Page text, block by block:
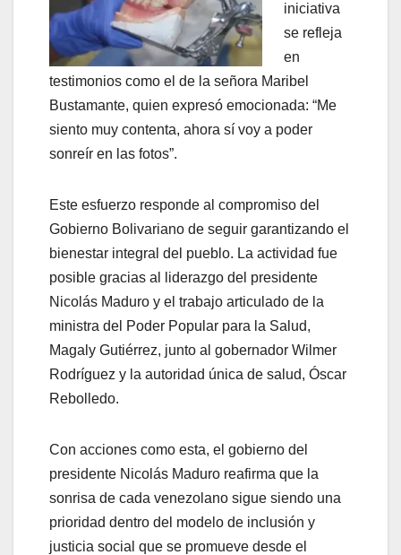
iniciativa
se refleja
en
testimonios como el de la señora Maribel
Bustamante, quien expresó emocionada: “Me
siento muy contenta, ahora sí voy a poder
sonreír en las fotos”.
Este esfuerzo responde al compromiso del
Gobierno Bolivariano de seguir garantizando el
bienestar integral del pueblo. La actividad fue
posible gracias al liderazgo del presidente
Nicolás Maduro y el trabajo articulado de la
ministra del Poder Popular para la Salud,
Magaly Gutiérrez, junto al gobernador Wilmer
Rodríguez y la autoridad única de salud, Óscar
Rebolledo.
Con acciones como esta, el gobierno del
presidente Nicolás Maduro reafirma que la
sonrisa de cada venezolano sigue siendo una
prioridad dentro del modelo de inclusión y
justicia social que se promueve desde el